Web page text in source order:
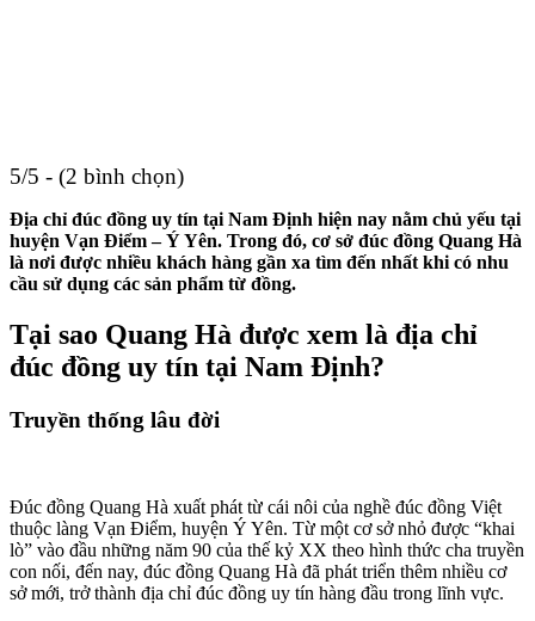
5/5 - (2 bình chọn)
Địa chỉ đúc đồng uy tín tại Nam Định hiện nay nằm chủ yếu tại
huyện Vạn Điểm – Ý Yên. Trong đó, cơ sở đúc đồng Quang Hà
là nơi được nhiều khách hàng gần xa tìm đến nhất khi có nhu
cầu sử dụng các sản phẩm từ đồng.
Tại sao Quang Hà được xem là địa chỉ
đúc đồng uy tín tại Nam Định?
Truyền thống lâu đời
Đúc đồng Quang Hà xuất phát từ cái nôi của nghề đúc đồng Việt
thuộc làng Vạn Điểm, huyện Ý Yên. Từ một cơ sở nhỏ được “khai
lò” vào đầu những năm 90 của thế kỷ XX theo hình thức cha truyền
con nối, đến nay, đúc đồng Quang Hà đã phát triển thêm nhiều cơ
sở mới, trở thành địa chỉ đúc đồng uy tín hàng đầu trong lĩnh vực.